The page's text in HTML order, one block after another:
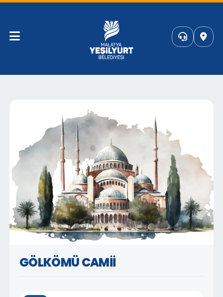
GÖLKÖMÜ CAMİİ